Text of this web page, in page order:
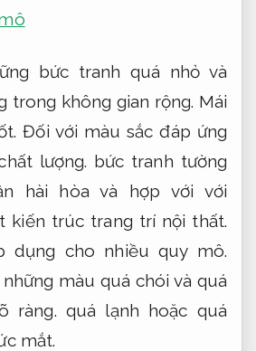
bức tranh quá nhỏ và
trong không gian rộng. Mái
Đối với màu sắc đáp ứng
lượng. bức tranh tường
hài hòa và hợp với với
kiến ​​​​trúc trang trí nội thất.
dụng cho nhiều quy mô.
màu quá chói và quá
ràng. quá lạnh hoặc quá
mắt.